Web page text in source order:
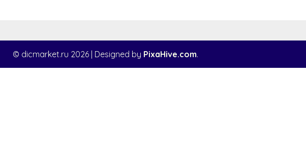
© dicmarket.ru 2026 Designed by PixaHive.com.